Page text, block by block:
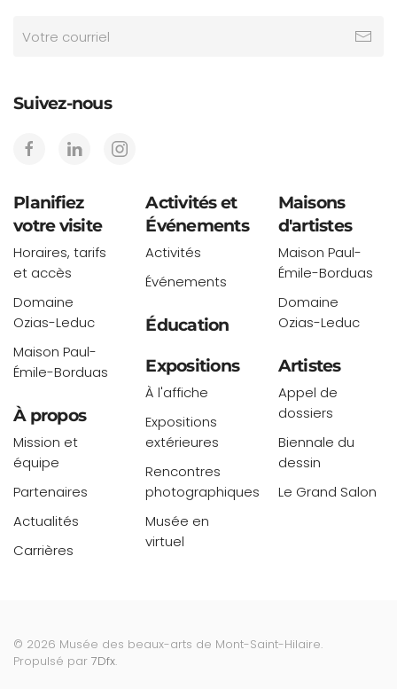
Suivez-nous
Planifiez
votre visite
Horaires, tarifs
et accès
Domaine
Ozias-Leduc
Maison Paul-
Émile-Borduas
À propos
Mission et
équipe
Partenaires
Actualités
Carrières
Activités et
Événements
Activités
Événements
Éducation
Expositions
À l'affiche
Expositions
extérieures
Rencontres
photographiques
Musée en
virtuel
Maisons
d'artistes
Maison Paul-
Émile-Borduas
Domaine
Ozias-Leduc
Artistes
Appel de
dossiers
Biennale du
dessin
Le Grand Salon
© 2026 Musée des beaux-arts de Mont-Saint-Hilaire.
Propulsé par 7Dfx.